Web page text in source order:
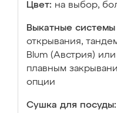
Цвет: на выбор,
Выкатные системы
открывания,
Blum (Австрия)
плавным
опции
Сушка для посуды: